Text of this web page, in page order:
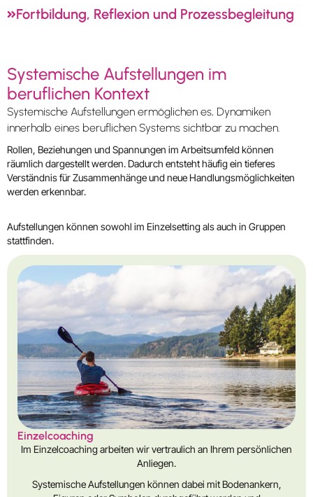
Fortbildung, Reflexion und Prozessbegleitung
Systemische Aufstellungen im
beruflichen Kontext
Systemische Aufstellungen ermöglichen es, Dynamiken
innerhalb eines beruflichen Systems sichtbar zu machen.
Rollen, Beziehungen und Spannungen im Arbeitsumfeld können
räumlich dargestellt werden. Dadurch entsteht häufig ein tieferes
Verständnis für Zusammenhänge und neue Handlungsmöglichkeiten
werden erkennbar.
Aufstellungen können sowohl im Einzelsetting als auch in Gruppen
stattfinden.
Einzelcoaching
Im Einzelcoaching arbeiten wir vertraulich an Ihrem persönlichen
Anliegen.
Systemische Aufstellungen können dabei mit Bodenankern,